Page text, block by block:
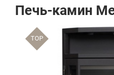
Печь-камин
TOP